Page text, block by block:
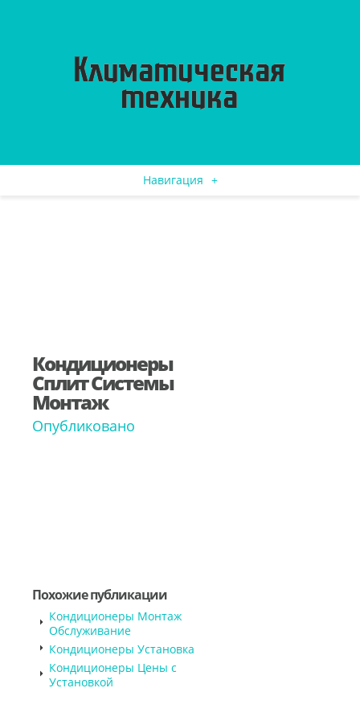
Навигация +
Кондиционеры
Сплит Системы
Монтаж
Опубликовано
Похожие публикации
Кондиционеры Монтаж
Обслуживание
Кондиционеры Установка
Кондиционеры Цены с
Установкой